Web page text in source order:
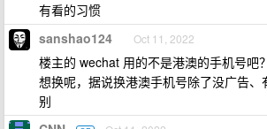
有看的习惯
sanshao124 Oct 11, 2022
楼主的 wechat 用的不是港澳的手机号吧
想换呢，据说换港澳手机号除了没广告
别